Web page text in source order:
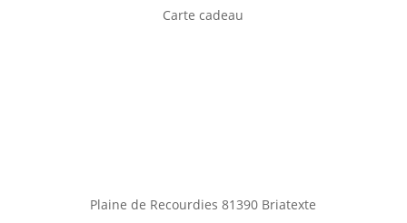
Carte cadeau
Plaine de Recourdies81390 Briatexte